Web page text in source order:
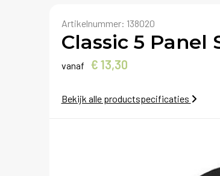
Artikelnummer: 138020
Classic 5 Panel
vanaf € 13,30
Bekijk alle productspecificaties